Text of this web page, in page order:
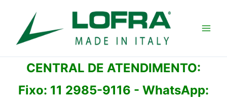
conteúdo
CENTRAL DE ATENDIMENTO:
Fixo: 11 2985-9116 - WhatsApp: